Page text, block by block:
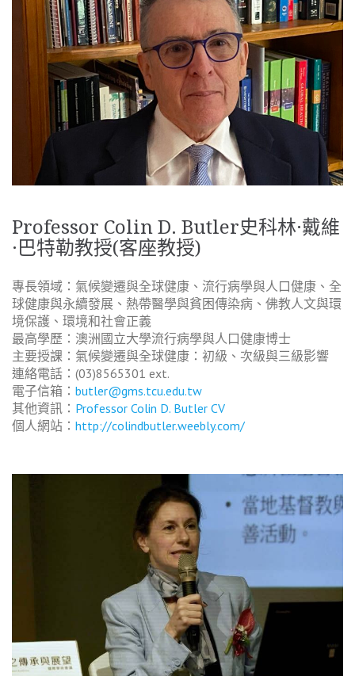
Professor Colin D. Butler史科林·戴維
·巴特勒教授(客座教授)
專長領域：氣候變遷與全球健康、流行病學與人口健康、全
球健康與永續發展、熱帶醫學與貧困傳染病、佛教人文與環
境保護、環境和社會正義
最高學歷：澳洲國立大學流行病學與人口健康博士
主要授課：氣候變遷與全球健康：初級、次級與三級影響
連絡電話：(03)8565301 ext.
電子信箱： butler@gms.tcu.edu.tw
其他資訊： Professor Colin D. Butler CV
個人網站： http://colindbutler.weebly.com/